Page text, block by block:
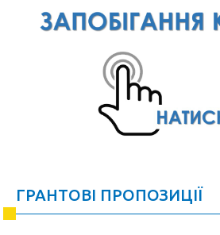
ГРАНТОВІ ПРОПОЗИЦІЇ